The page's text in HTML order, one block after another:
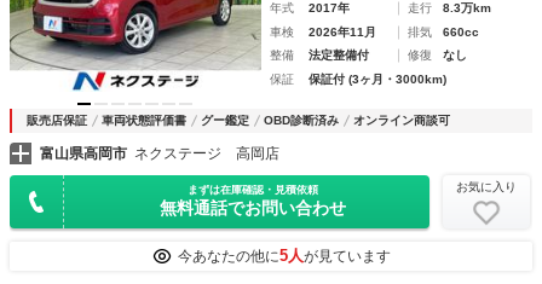
年式 2017年 走行
8.3万km
車検
2026年11月 排気
660cc
整備
法定整備付 修復
なし
保証
保証付 (3ヶ月・3000km)
販売店保証 車両状態評価書 グー鑑定 OBD診断済み オンライン商談可
富山県高岡市 ネクステージ 高岡店
まずは在庫確認・見積依頼
無料通話でお問い合わせ
お気に入り
今あなたの他に5人が見ています